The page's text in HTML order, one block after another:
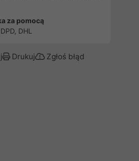
za pomocą
DHL
Drukuj Zgłoś błąd